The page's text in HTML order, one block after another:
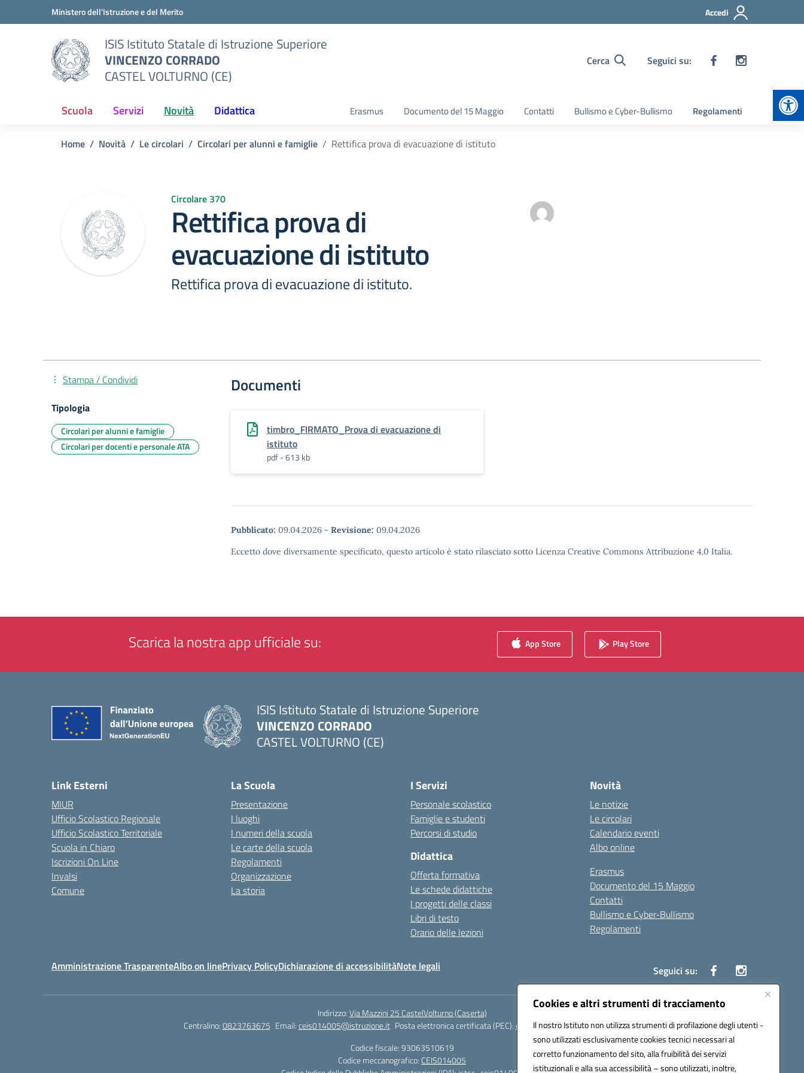
Cookies e altri strumenti di tracciamento
Il nostro Istituto non utilizza strumenti di profilazione degli utenti -
sono utilizzati esclusivamente cookies tecnici necessari al
corretto funzionamento del sito, alla fruibilità dei servizi
istituzionali e alla sua accessibilità – sono utilizzati, inoltre,
Vai ai contenuti
Vai al menu di navigazioneMinistero dell'Istruzione e del Merito Accedi
ISIS Istituto Statale di Istruzione Superiore
VINCENZO CORRADO
CASTEL VOLTURNO (CE)
Cerca Seguici su:
Scuola Servizi Novità Didattica Erasmus Documento del 15 Maggio Contatti Bullismo e Cyber-Bullismo Regolamenti
Home Novità Le circolari Circolari per alunni e famiglie Rettifica prova di evacuazione di istituto
Circolare 370
Rettifica prova di
evacuazione di istituto
Rettifica prova di evacuazione di istituto.
Documenti
timbro_FIRMATO_Prova di evacuazione di
istituto
pdf - 613 kb
Pubblicato: 09.04.2026 - Revisione: 09.04.2026
Eccetto dove diversamente specificato, questo articolo è stato rilasciato sotto Licenza Creative Commons Attribuzione 4.0 Italia.
Stampa / Condividi
Tipologia
Circolari per alunni e famiglie
Circolari per docenti e personale ATA
Scarica la nostra app ufficiale su: App Store Play Store
ISIS Istituto Statale di Istruzione Superiore
VINCENZO CORRADO
CASTEL VOLTURNO (CE)
Link Esterni
MIUR
Ufficio Scolastico Regionale
Ufficio Scolastico Territoriale
Scuola in Chiaro
Iscrizioni On Line
Invalsi
Comune
La Scuola
Presentazione
I luoghi
I numeri della scuola
Le carte della scuola
Regolamenti
Organizzazione
La storia
I Servizi
Personale scolastico
Famiglie e studenti
Percorsi di studio
Didattica
Offerta formativa
Le schede didattiche
I progetti delle classi
Libri di testo
Orario delle lezioni
Novità
Le notizie
Le circolari
Calendario eventi
Albo online
Erasmus
Documento del 15 Maggio
Contatti
Bullismo e Cyber-Bullismo
Regolamenti
Amministrazione TrasparenteAlbo on linePrivacy PolicyDichiarazione di accessibilitàNote legali Seguici su:
Indirizzo:Via Mazzini 25 CastelVolturno (Caserta)
Centralino:0823763675 Email:ceis014005@istruzione.it Posta elettronica certificata (PEC):ceis014005@pec.istruzione.it
Codice fiscale: 93063510619
Codice meccanografico: CEIS014005